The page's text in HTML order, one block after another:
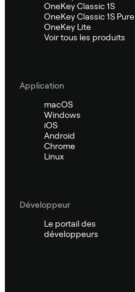
OneKey Classic 1S
OneKey Classic 1S Pure
OneKey Lite
Voir tous les produits
Application
macOS
Windows
iOS
Android
Chrome
Linux
Développeur
Le portail des
développeurs